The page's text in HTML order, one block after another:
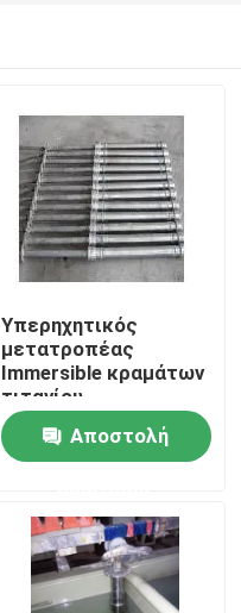
Υπερηχητικός
μετατροπέας
Immersible κραμάτων
τιτανίου
αντιδραστήρων
υψηλής δύναμης
υπερηχητικός
Αποστολή